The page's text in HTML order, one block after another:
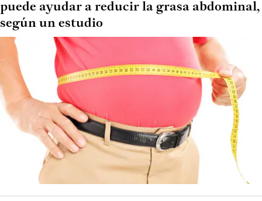
puede ayudar a reducir la grasa abdominal,
según un estudio